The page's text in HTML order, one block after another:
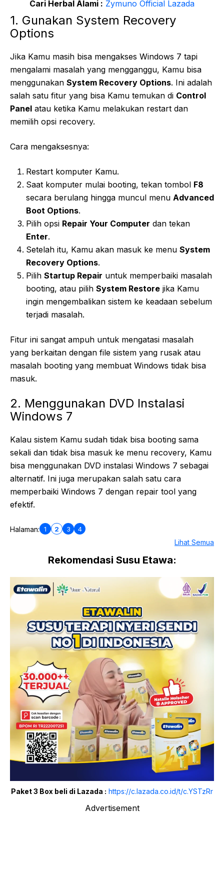
Cari Herbal Alami : Zymuno Official Lazada
1. Gunakan System Recovery
Options
Jika Kamu masih bisa mengakses Windows 7 tapi
mengalami masalah yang mengganggu, Kamu bisa
menggunakan System Recovery Options. Ini adalah
salah satu fitur yang bisa Kamu temukan di Control
Panel atau ketika Kamu melakukan restart dan
memilih opsi recovery.
Cara mengaksesnya:
Restart komputer Kamu.
Saat komputer mulai booting, tekan tombol F8
secara berulang hingga muncul menu Advanced
Boot Options.
Pilih opsi Repair Your Computer dan tekan
Enter.
Setelah itu, Kamu akan masuk ke menu System
Recovery Options.
Pilih Startup Repair untuk memperbaiki masalah
booting, atau pilih System Restore jika Kamu
ingin mengembalikan sistem ke keadaan sebelum
terjadi masalah.
Fitur ini sangat ampuh untuk mengatasi masalah
yang berkaitan dengan file sistem yang rusak atau
masalah booting yang membuat Windows tidak bisa
masuk.
2. Menggunakan DVD Instalasi
Windows 7
Kalau sistem Kamu sudah tidak bisa booting sama
sekali dan tidak bisa masuk ke menu recovery, Kamu
bisa menggunakan DVD instalasi Windows 7 sebagai
alternatif. Ini juga merupakan salah satu cara
memperbaiki Windows 7 dengan repair tool yang
efektif.
Halaman: 1 2 3 4
Lihat Semua
Rekomendasi Susu Etawa:
Paket 3 Box beli di Lazada : https://c.lazada.co.id/t/c.YSTzRr
Advertisement